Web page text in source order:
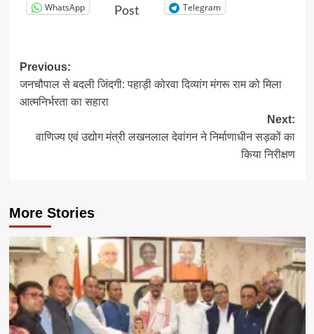
WhatsApp Post Telegram
Post
navigation
Previous:
जनचौपाल से बदली जिंदगी: पहाड़ी कोरवा दिव्यांग मंगरू राम को मिला
आत्मनिर्भरता का सहारा
Next:
वाणिज्य एवं उद्योग मंत्री लखनलाल देवांगन ने निर्माणाधीन सड़कों का
किया निरीक्षण
More Stories